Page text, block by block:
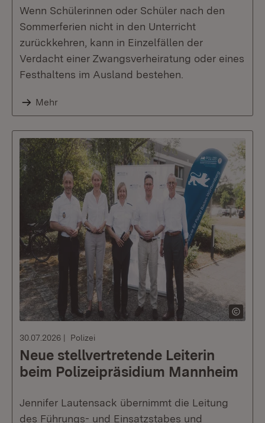
Wenn Schülerinnen oder Schüler nach den
Sommerferien nicht in den Unterricht
zurückkehren, kann in Einzelfällen der
Verdacht einer Zwangsverheiratung oder eines
Festhaltens im Ausland bestehen.
Mehr
30.07.2026 Polizei
Neue stellvertretende Leiterin
beim Polizeipräsidium Mannheim
Jennifer Lautensack übernimmt die Leitung
des Führungs- und Einsatzstabes und